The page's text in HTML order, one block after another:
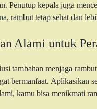
Penutup kepala juga
rambut tetap sehat dan
Alami untuk
tambahan menjaga
bermanfaat. Aplikasikan
kamu bisa menikmati